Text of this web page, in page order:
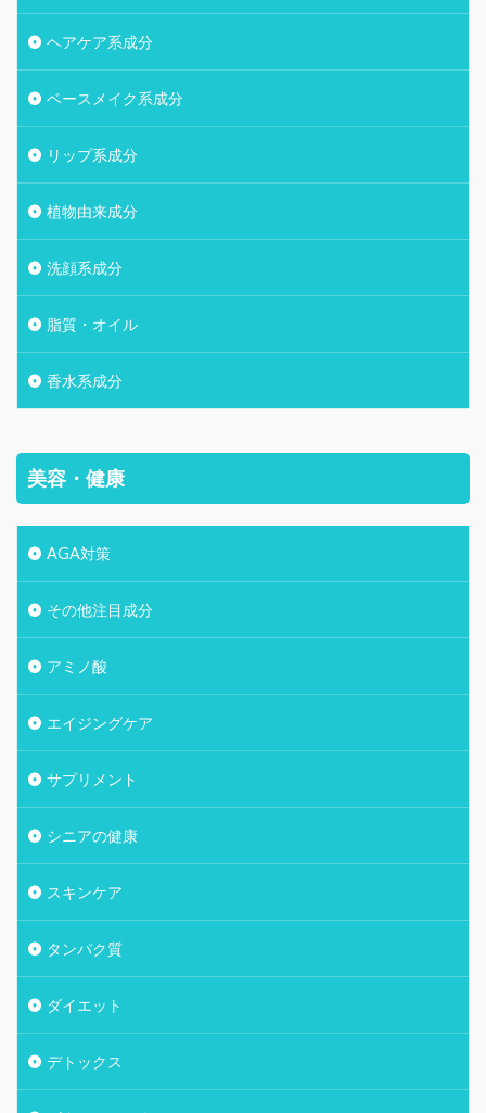
ヘアケア系成分
ベースメイク系成分
リップ系成分
植物由来成分
洗顔系成分
脂質・オイル
香水系成分
美容・健康
AGA対策
その他注目成分
アミノ酸
エイジングケア
サプリメント
シニアの健康
スキンケア
タンパク質
ダイエット
デトックス